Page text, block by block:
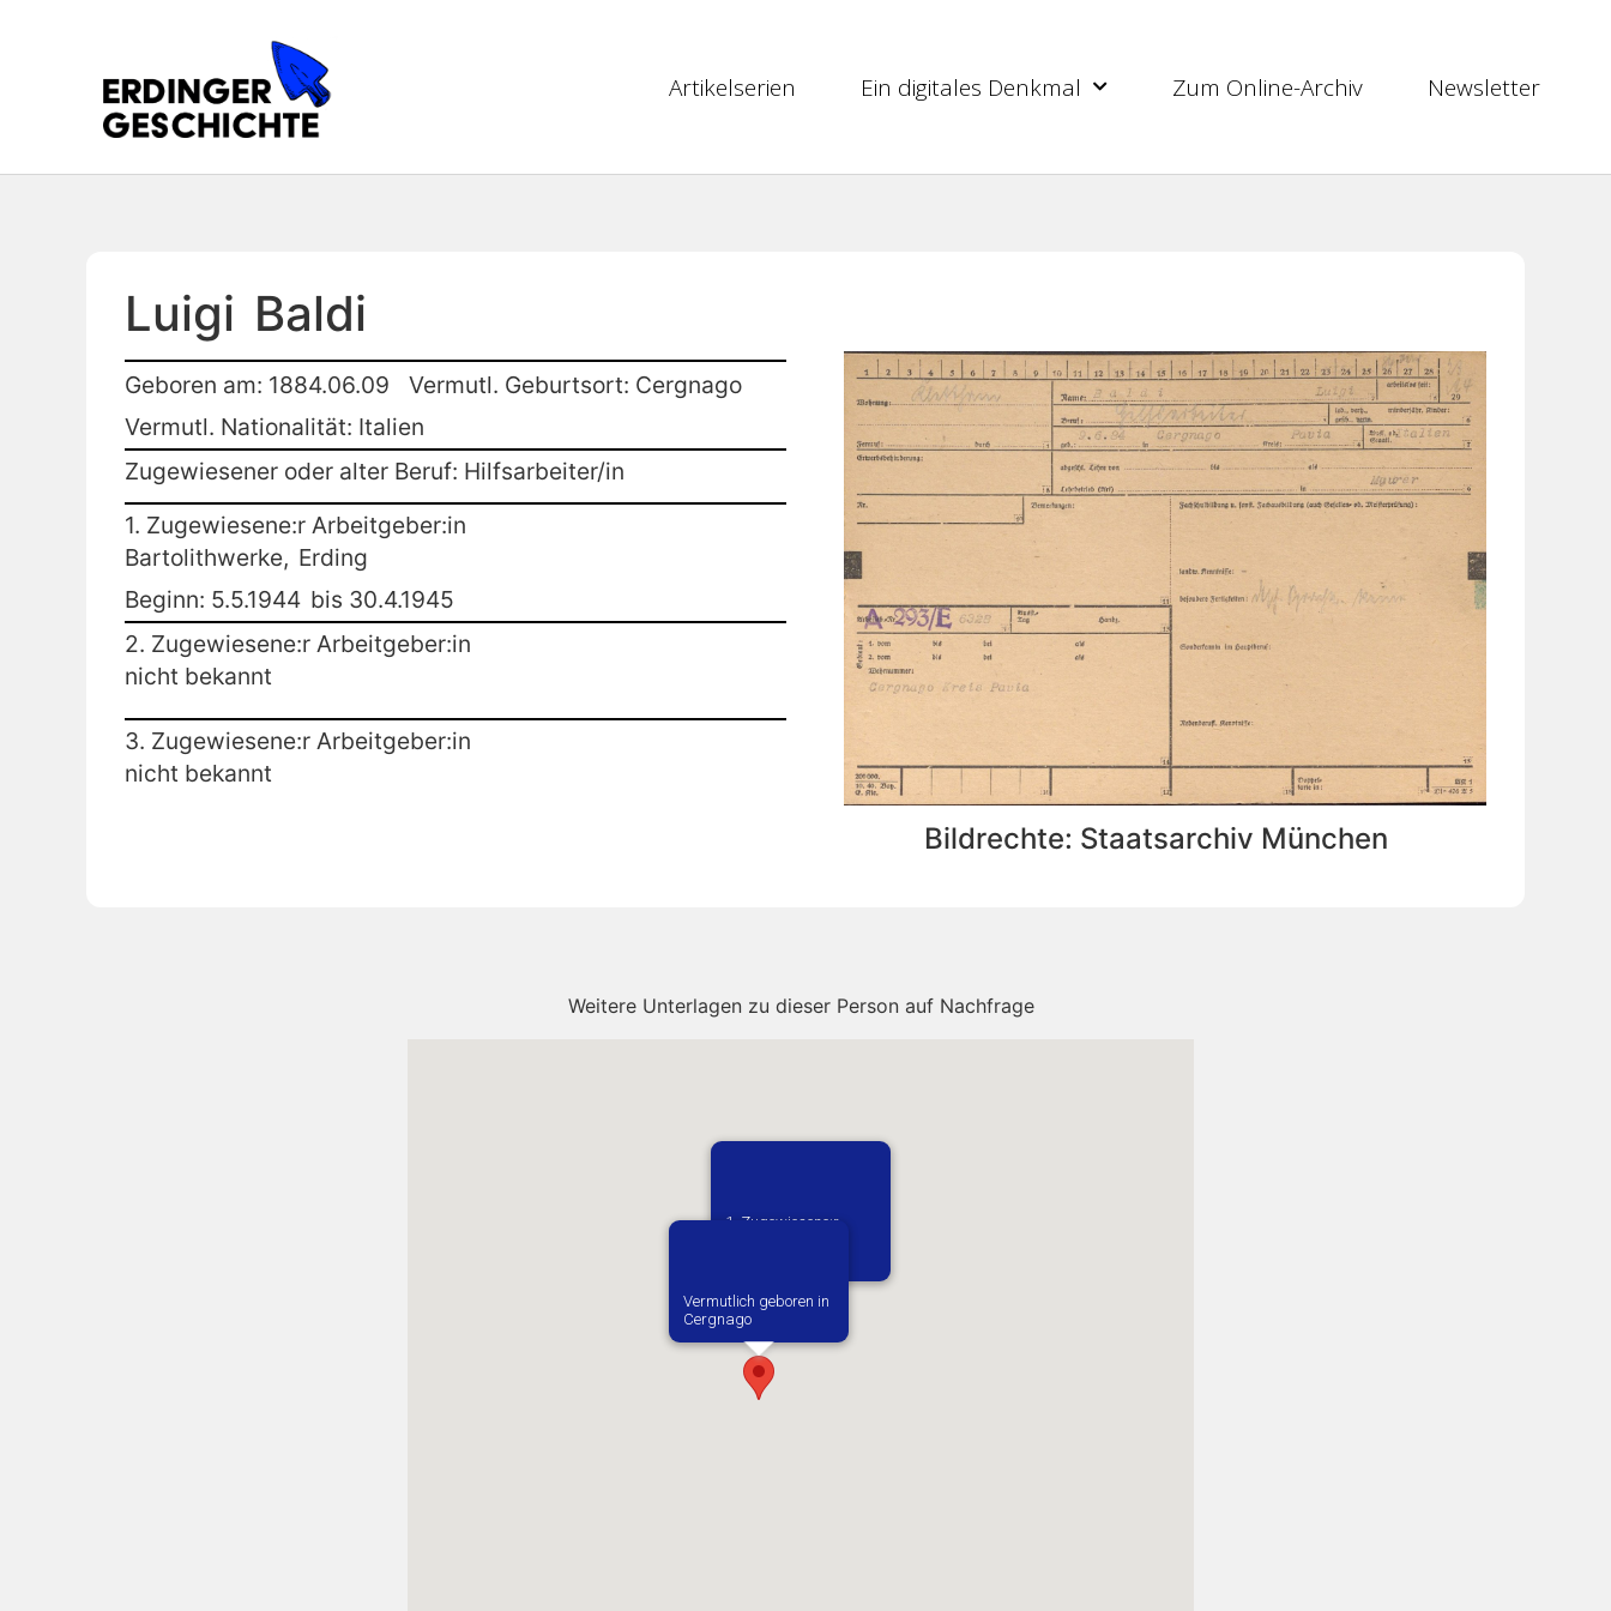
Artikelserien Ein digitales Denkmal Zum Online-Archiv Newsletter
Luigi Baldi
Geboren am: 1884.06.09
Vermutl. Geburtsort: Cergnago
Vermutl. Nationalität: Italien
Zugewiesener oder alter Beruf: Hilfsarbeiter/in
1. Zugewiesene:r Arbeitgeber:in
Bartolithwerke, Erding
Beginn: 5.5.1944 bis 30.4.1945
2. Zugewiesene:r Arbeitgeber:in
nicht bekannt
3. Zugewiesene:r Arbeitgeber:in
nicht bekannt
Bildrechte: Staatsarchiv München
Weitere Unterlagen zu dieser Person auf Nachfrage
Vermutlich geboren in
Cergnago
1. Zugewiesene:r